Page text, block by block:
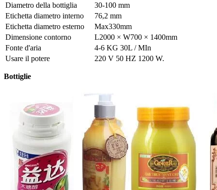
Diametro della bottiglia
30-100 mm
Etichetta diametro interno
76,2 mm
Etichetta diametro esterno
Max330mm
Dimensione contorno
L2000 × W700 × 1400mm
Fonte d'aria
4-6 KG 30L / MIn
Usare il potere
220 V 50 HZ 1200 W.
Bottiglie